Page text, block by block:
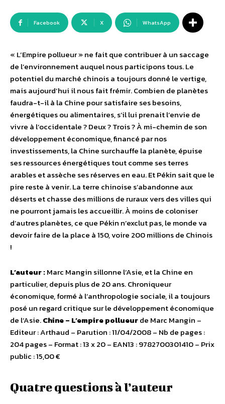
Facebook X WhatsApp
« L’Empire pollueur » ne fait que contribuer à un saccage
de l’environnement auquel nous participons tous. Le
potentiel du marché chinois a toujours donné le vertige,
mais aujourd’hui il nous fait frémir. Combien de planètes
faudra-t-il à la Chine pour satisfaire ses besoins,
énergétiques ou alimentaires, s’il lui prenait l’envie de
vivre à l’occidentale ? Deux ? Trois ? À mi-chemin de son
développement économique, financé par nos
investissements, la Chine surchauffe la planète, épuise
ses ressources énergétiques tout comme ses terres
arables et assèche ses réserves en eau. Et Pékin sait que le
pire reste à venir. La terre chinoise s’abandonne aux
déserts et chasse des millions de ruraux vers des villes qui
ne pourront jamais les accueillir. À moins de coloniser
d’autres planètes, ce que Pékin n’exclut pas, le monde va
devoir faire de la place à 150, voire 200 millions de Chinois
!
L’auteur :Marc Mangin sillonne l’Asie, et la Chine en
particulier, depuis plus de 20 ans. Chroniqueur
économique, formé à l’anthropologie sociale, il a toujours
posé un regard critique sur le développement économique
de l’Asie.Chine – L’empire pollueurde Marc Mangin –
Editeur : Arthaud – Parution : 11/04/2008 – Nb de pages :
204 pages – Format : 13 x 20 – EAN13 : 9782700301410 – Prix
public : 15,00 €
Quatre questions à l’auteur